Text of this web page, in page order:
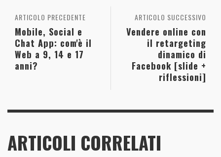
ARTICOLO SUCCESSIVO
Vendere online con
il retargeting
dinamico di
Facebook [slide +
riflessioni]
ARTICOLO PRECEDENTE
Mobile, Social e
Chat App: com'è il
Web a 9, 14 e 17
anni?
ARTICOLI CORRELATI